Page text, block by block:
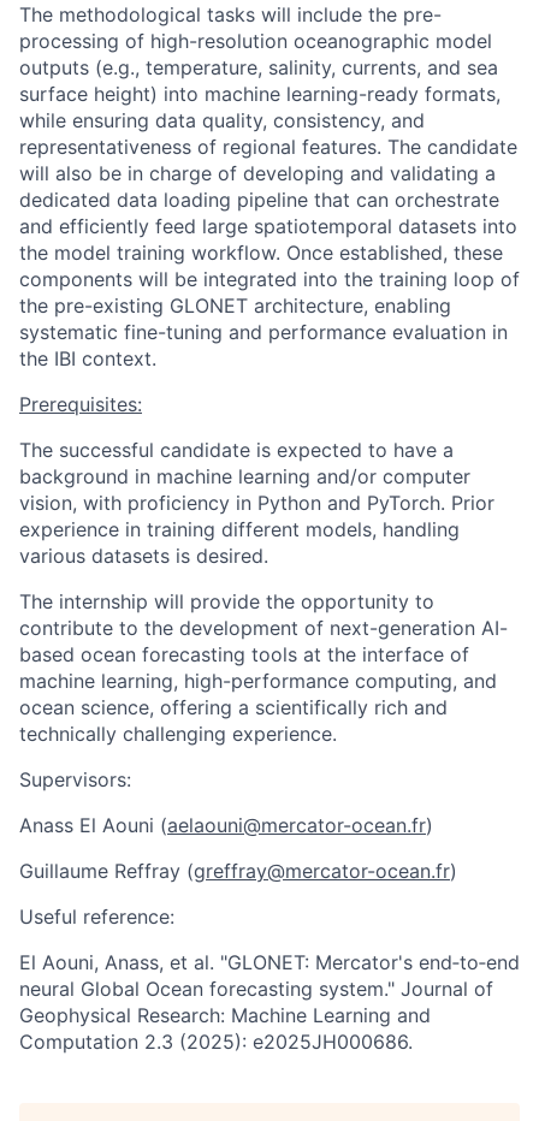
The methodological tasks will include the pre-
processing of high-resolution oceanographic model
outputs (e.g., temperature, salinity, currents, and sea
surface height) into machine learning-ready formats,
while ensuring data quality, consistency, and
representativeness of regional features. The candidate
will also be in charge of developing and validating a
dedicated data loading pipeline that can orchestrate
and efficiently feed large spatiotemporal datasets into
the model training workflow. Once established, these
components will be integrated into the training loop of
the pre-existing GLONET architecture, enabling
systematic fine-tuning and performance evaluation in
the IBI context.
Prerequisites:
The successful candidate is expected to have a
background in machine learning and/or computer
vision, with proficiency in Python and PyTorch. Prior
experience in training different models, handling
various datasets is desired.
The internship will provide the opportunity to
contribute to the development of next-generation AI-
based ocean forecasting tools at the interface of
machine learning, high-performance computing, and
ocean science, offering a scientifically rich and
technically challenging experience.
Supervisors:
Anass El Aouni (aelaouni@mercator-ocean.fr)
Guillaume Reffray (greffray@mercator-ocean.fr)
Useful reference:
El Aouni, Anass, et al. "GLONET: Mercator's end‐to‐end
neural Global Ocean forecasting system." Journal of
Geophysical Research: Machine Learning and
Computation 2.3 (2025): e2025JH000686.